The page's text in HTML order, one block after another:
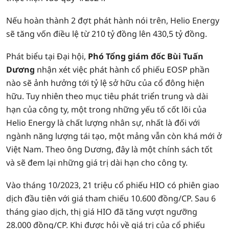
Nếu hoàn thành 2 đợt phát hành nói trên, Helio Energy
sẽ tăng vốn điều lệ từ 210 tỷ đồng lên 430,5 tỷ đồng.
Phát biểu tại Đại hội, Phó Tổng giám đốc Bùi Tuấn
Dương nhận xét việc phát hành cổ phiếu EOSP phần
nào sẽ ảnh hưởng tới tỷ lệ sở hữu của cổ đông hiện
hữu. Tuy nhiên theo mục tiêu phát triển trung và dài
hạn của công ty, một trong những yếu tố cốt lõi của
Helio Energy là chất lượng nhân sự, nhất là đối với
ngành năng lượng tái tạo, một mảng vẫn còn khá mới ở
Việt Nam. Theo ông Dương, đây là một chính sách tốt
và sẽ đem lại những giá trị dài hạn cho công ty.
Vào tháng 10/2023, 21 triệu cổ phiếu HIO có phiên giao
dịch đầu tiên với giá tham chiếu 10.600 đồng/CP. Sau 6
tháng giao dịch, thị giá HIO đã tăng vượt ngưỡng
28.000 đồng/CP. Khi được hỏi về giá trị của cổ phiếu